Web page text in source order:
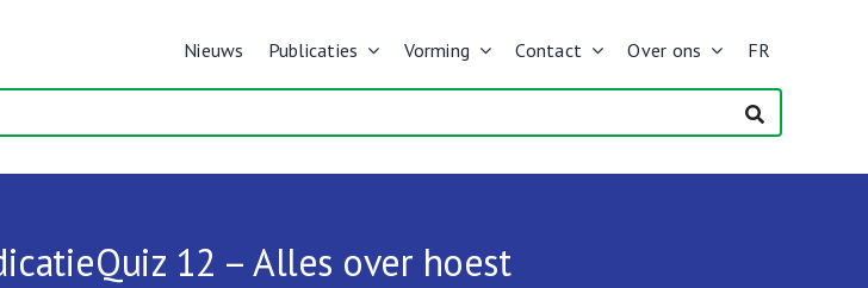
Nieuws Publicaties Vorming Contact Over ons FR
12 – Alles over hoest